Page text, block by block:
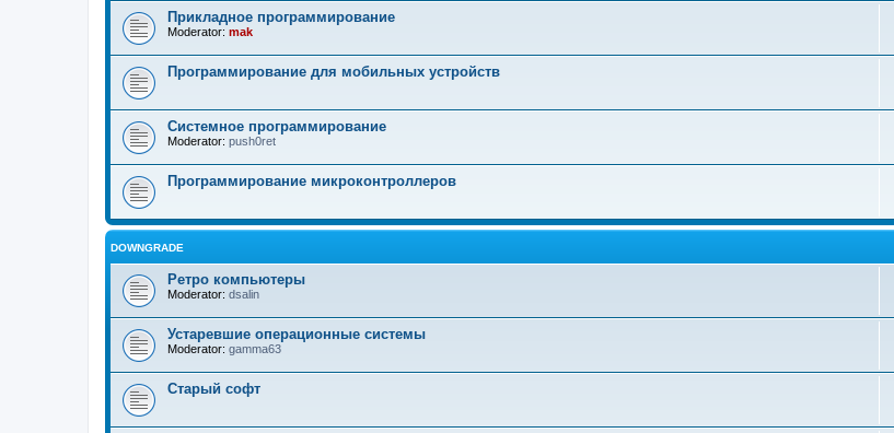
Прикладное программирование
Moderator: mak
Программирование для мобильных устройств
Системное программирование
Moderator: push0ret
Программирование микроконтроллеров
DOWNGRADE
Ретро компьютеры
Moderator: dsalin
Устаревшие операционные системы
Moderator: gamma63
Старый софт